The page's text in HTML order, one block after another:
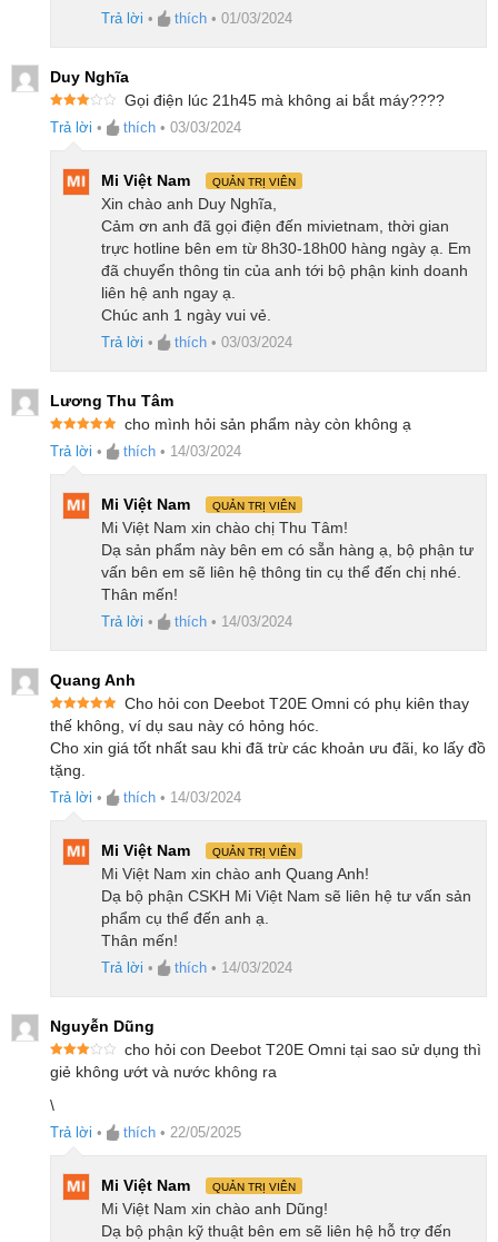
Với nguồn năng lượng đến từ pin 5200mAh, Ecovacs
tiếp tục, đảm bảo rằng công việc vệ sinh nhà cửa của
bạn sẽ luôn được duy trì hiệu quả. Khi robot tính toán
được rằng nó có đủ năng lượng để hoàn thành công
việc, nó sẽ tự động quay lại vị trí đã dừng để tiếp tục
quá trình làm sạch mà không cần sự can thiệp của
Kết nối app tiện lợi
Robot hút bụi lau nhà Ecovacs T20e OMNI có khả
năng kết nối và điều khiển qua ứng dụng Ecovacs,
với giao diện Tiếng Việt dễ dàng điều chỉnh
Thông số kĩ thuật Ecovacs Deebot
T20 Omni
Thương hiệu
Ecovacs
Lực hút
7100Pa
Tốc độ xoay cây lau nhà
Công nghệ lau
OZMO Turbo 2.0
Tự động nâng khăn lau
Kích thước trạm sạc
448 x 430 x 578 mm
Tổng khối lượng
23.2kg
Dung lượng pin
Thời gian hoạt động
260 phút
Dung tích hộp chứa bụi
Dung tích ngăn chứa rác
3L
Dung tích bình nước sạch
Dung tích bình nước bẩn
Trả lời • thích • 01/03/2024
Duy Nghĩa
xếp
5 sao
Gọi điện lúc 21h45 mà không ai bắt máy????
Trả lời • thích • 03/03/2024
Mi Việt Nam QUẢN TRỊ VIÊN
Xin chào anh Duy Nghĩa,
Cảm ơn anh đã gọi điện đến mivietnam, thời gian
trực hotline bên em từ 8h30-18h00 hàng ngày ạ. Em
đã chuyển thông tin của anh tới bộ phận kinh doanh
liên hệ anh ngay ạ.
Chúc anh 1 ngày vui vẻ.
Trả lời • thích • 03/03/2024
Lương Thu Tâm
hạng55
cho mình hỏi sản phẩm này còn không ạ
Trả lời • thích • 14/03/2024
Mi Việt Nam QUẢN TRỊ VIÊN
Mi Việt Nam xin chào chị Thu Tâm!
Dạ sản phẩm này bên em có sẵn hàng ạ, bộ phận tư
vấn bên em sẽ liên hệ thông tin cụ thể đến chị nhé.
Thân mến!
Trả lời • thích • 14/03/2024
Quang Anh
Được xếp
hạng55
sao
Cho hỏi con Deebot T20E Omni có phụ kiên thay
thế không, ví dụ sau này có hỏng hóc.
Cho xin giá tốt nhất sau khi đã trừ các khoản ưu đãi, ko lấy đồ
tặng.
Trả lời • thích • 14/03/2024
Mi Việt Nam QUẢN TRỊ VIÊN
Mi Việt Nam xin chào anh Quang Anh!
Dạ bộ phận CSKH Mi Việt Nam sẽ liên hệ tư vấn sản
phẩm cụ thể đến anh ạ.
Thân mến!
Trả lời • thích • 14/03/2024
Nguyễn Dũng
Được
xếp
5 sao
cho hỏi con Deebot T20E Omni tại sao sử dụng thì
giẻ không ướt và nước không ra
\
Trả lời • thích • 22/05/2025
Mi Việt Nam QUẢN TRỊ VIÊN
Mi Việt Nam xin chào anh Dũng!
Dạ bộ phận kỹ thuật bên em sẽ liên hệ hỗ trợ đến